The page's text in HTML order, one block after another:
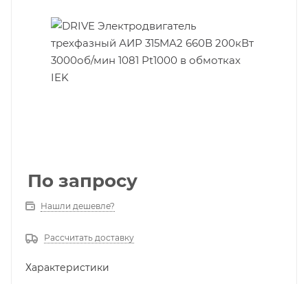
По запросу
Нашли дешевле?
Рассчитать доставку
Характеристики